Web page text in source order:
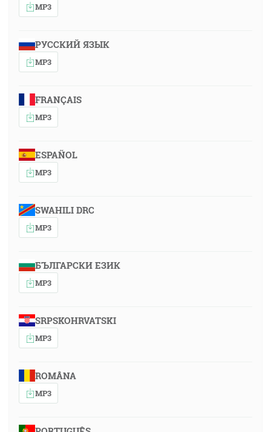
MP3
РУССКИЙ ЯЗЫК
MP3
FRANÇAIS
MP3
ESPAÑOL
MP3
SWAHILI DRC
MP3
БЪЛГАРСКИ ЕЗИК
MP3
SRPSKOHRVATSKI
MP3
ROMÂNA
MP3